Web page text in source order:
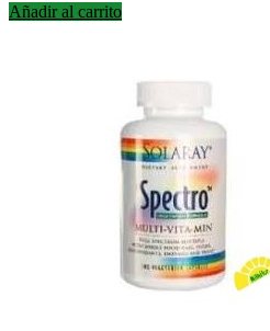
Añadir al carrito